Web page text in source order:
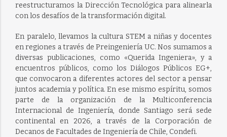
reestructuramos la Dirección Tecnológica para alinearla
con los desafíos de la transformación digital.
En paralelo, llevamos la cultura STEM a niñas y docentes
en regiones a través de Preingeniería UC. Nos sumamos a
diversas publicaciones, como «Querida Ingeniera», y a
encuentros públicos, como los Diálogos Públicos EG+,
que convocaron a diferentes actores del sector a pensar
juntos academia y política. En ese mismo espíritu, somos
parte de la organización de la Multiconferencia
Internacional de Ingeniería, donde Santiago será sede
continental en 2026, a través de la Corporación de
Decanos de Facultades de Ingeniería de Chile, Condefi.